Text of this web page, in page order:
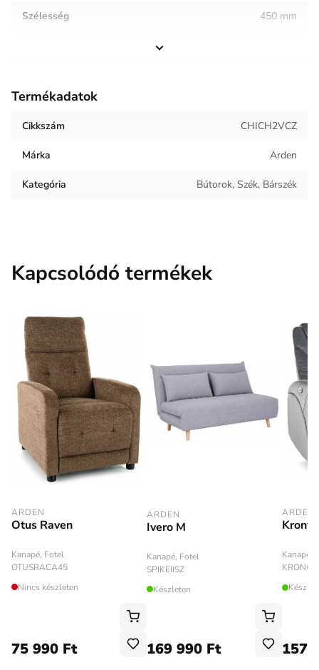
Szélesség 450 mm
Termék súlya
Keret anyaga Fém
Kárpit anyaga Bársony
Termékadatok
Cikkszám CHICH2VCZ
Márka Arden
Kategória Bútorok, Szék, Bárszék
Kapcsolódó termékek
ARDEN
Otus Raven
Kanapé, Fotel
OTUSRACA45
Nincs készleten
75 990 Ft
ARDEN
Ivero M
Kanapé, Fotel
SPIKEIISZ
Készleten
169 990 Ft
ARDEN
Kanapé,
157